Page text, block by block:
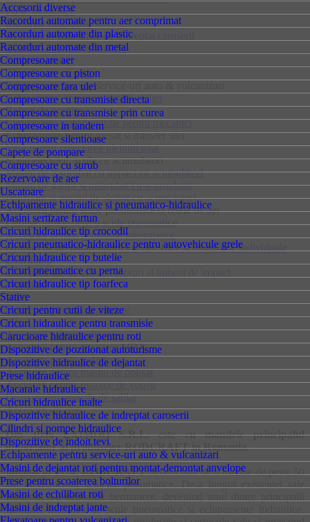
Accesorii diverse
Racorduri automate pentru aer comprimat
Racorduri automate din plastic
Racorduri automate din metal
Compresoare aer
Compresoare cu piston
Compresoare fara ulei
Compresoare cu transmisie directa
Compresoare cu transmisie prin curea
Compresoare in tandem
Compresoare silentioase
Capete de pompare
Compresoare cu surub
Rezervoare de aer
Uscatoare
Echipamente hidraulice si pneumatico-hidraulice
Masini sertizare furtun
Cricuri hidraulice tip crocodil
Cricuri pneumatico-hidraulice pentru autovehicule grele
Cricuri hidraulice tip butelie
Cricuri pneumatice cu perna
Cricuri hidraulice tip foarfeca
Stative
Cricuri pentru cutii de viteze
Cricuri hidraulice pentru transmisie
Carucioare hidraulice pentru roti
Dispozitive de pozitionat autoturisme
Dispozitive hidraulice de dejantat
Prese hidraulice
Macarale hidraulice
Cricuri hidraulice inalte
Dispozitive hidraulice de indreptat caroserii
Cilindri si pompe hidraulice
Dispozitive de indoit tevi
Echipamente pentru service-uri auto & vulcanizari
Masini de dejantat roti pentru montat-demontat anvelope
Prese pentru scoaterea bolturilor
Masini de echilibrat roti
Masini de indreptat jante
Prese hidraulice
Macarale hidraulice
Dispozitive hidraulice de indreptat caroserii
Cilindri si pompe hidraulice
Scule de mana
Chei dinamometrice
Echipamente pentru service-uri auto & vulcanizari
Echipamente transport pentru atelier
Roboti de pornire
Carucioare - paturi mobile pentru mecanici
Echipamente pentru gresat si transfer ulei
Vase pentru colectarea uleiului uzat
Scule electrice, scule cu acumulatori
Masini de insurubat cu impact cu acumulatori
Masini de gaurit si insurubat cu acumulator
Polizoare si masini de slefuit cu acumulatori
Accesorii pentru scule pneumatice si retele de aer
Cuplaje rapide pentru scule pneumatice
Accesorii pentru fierastraie pneumatice
Grupuri de preparare-lubrifiere aer, filtre si ungatoare individuale
Lubrifianti
Chei tubulare de impact, torxuri si imbusi de impact
Mandrine
Dalti
Seturi ace pentru curatatoare
Pile
Accesorii pentru polizoare
Accesorii pentru curatator MBX
Accesorii pentru slefuitoare
Accesorii pentru masini de polisat
Accesorii pentru pistoale de vopsit
Duze pentru pistoale de sablat
Accesorii diverse
Din 1996 EXIMOD S.R.L. este cu mandrie principalul
importator al produselor RODCRAFT in Romania.
Infiintat in 1974,RODCRAFTbeneficiaza de o traditie de peste 50
ani in domeniul sculelor pneumatice. De-a lungul existentei sale
Rodcraft s-a dezvoltat permanent, devenind unul dintre principalii
furnizori mondiali de scule pneumatice si echipamente hidraulice,